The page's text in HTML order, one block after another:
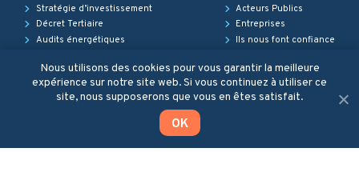
Stratégie d’investissement
Décret Tertiaire
Audits énergétiques
Acteurs Publics
Entreprises
Ils nous font confiance
À propos
Actualités Lowit
Paroles d’experts
Articles
Annexes
Nous utilisons des cookies pour vous garantir la meilleure
expérience sur notre site web. Si vous continuez à utiliser ce
site, nous supposerons que vous en êtes satisfait.
OK